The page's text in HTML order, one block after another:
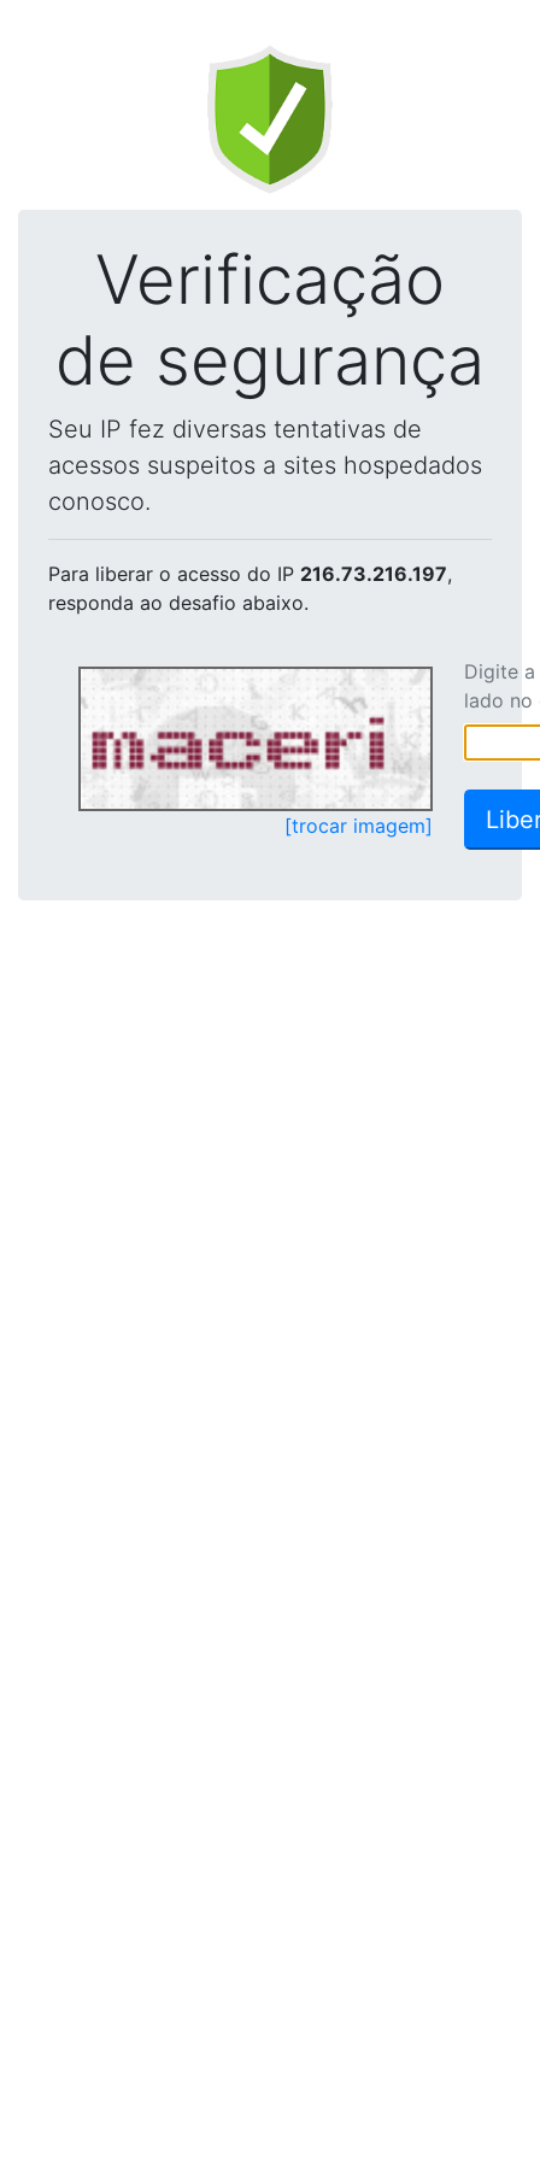
Verificação
de segurança
Seu IP fez diversas tentativas de
acessos suspeitos a sites hospedados
conosco.
Para liberar o acesso do IP 216.73.216.197,
responda ao desafio abaixo.
[trocar imagem]
Digite
lado no